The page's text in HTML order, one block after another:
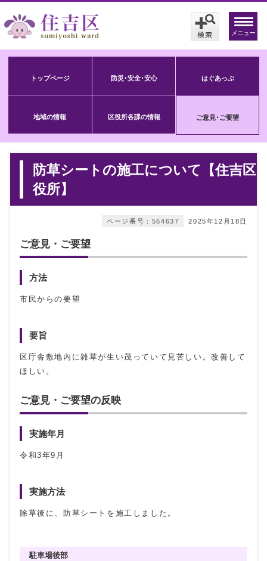
メニュー
トップページ 防災･安全･安心 はぐあっぷ
地域の情報 区役所各課の情報 ご意見･ご要望
防草シートの施工について【住吉区
役所】
2025年12月18日
ページ番号：564637
ご意見・ご要望
方法
市民からの要望
要旨
区庁舎敷地内に雑草が生い茂っていて見苦しい。改善して
ほしい。
ご意見・ご要望の反映
実施年月
令和3年9月
実施方法
除草後に、防草シートを施工しました。
駐車場後部